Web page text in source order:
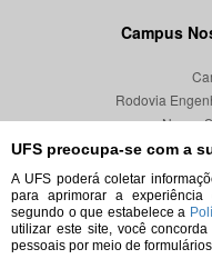
UFS preocupa-se com a
A UFS poderá coletar
para aprimorar a
segundo o que estabelece a
utilizar este site, você
pessoais por meio de
Campus
Rodovia
Nossa